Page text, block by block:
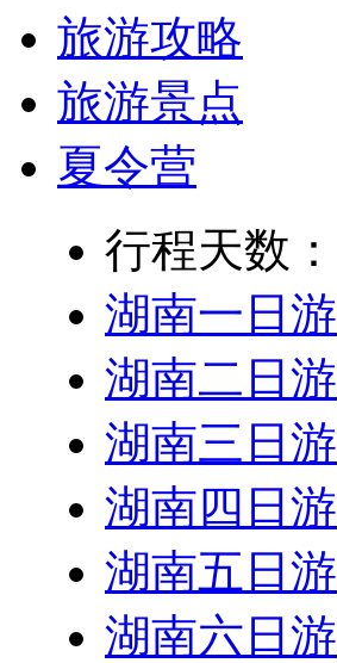
旅游攻略
旅游景点
夏令营
行程天数：
湖南一日游
湖南二日游
湖南三日游
湖南四日游
湖南五日游
湖南六日游